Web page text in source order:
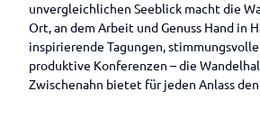
unvergleichlichen Seeblick macht die
Ort, an dem Arbeit und Genuss Hand in
inspirierende Tagungen,
produktive Konferenzen – die
Zwischenahn bietet für jeden Anlass den